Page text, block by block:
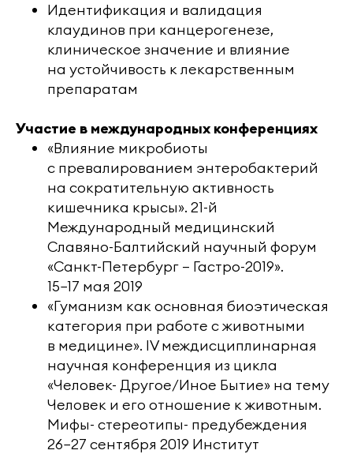
Идентификация и валидация
клаудинов при канцерогенезе,
клиническое значение и влияние
на устойчивость к лекарственным
препаратам
Участие в международных конференциях
«Влияние микробиоты
с превалированием энтеробактерий
на сократительную активность
кишечника крысы». 21-й
Международный медицинский
Славяно-Балтийский научный форум
«Санкт-Петербург — Гастро-2019».
15−17 мая 2019
«Гуманизм как основная биоэтическая
категория при работе с животными
в медицине». IV междисциплинарная
научная конференция из цикла
«Человек- Другое/Иное Бытие» на тему
Человек и его отношение к животным.
Мифы- стереотипы- предубеждения
26−27 сентября 2019 Институт